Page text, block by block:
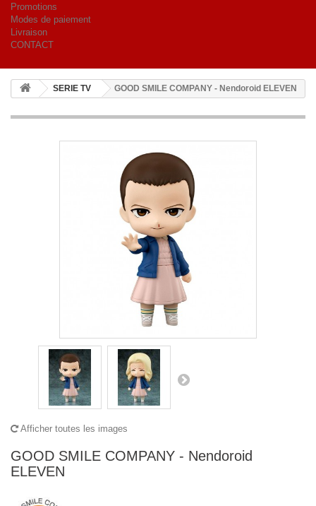
Promotions
Modes de paiement
Livraison
CONTACT
SERIE TV GOOD SMILE COMPANY - Nendoroid ELEVEN
Afficher toutes les images
GOOD SMILE COMPANY - Nendoroid
ELEVEN